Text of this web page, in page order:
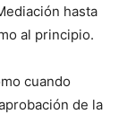
hasta
al principio.
cuando
de la